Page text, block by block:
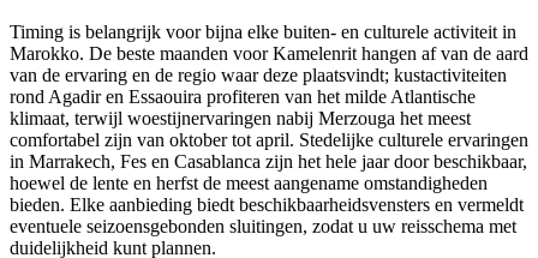
Timing is belangrijk voor bijna elke buiten- en culturele activiteit in
Marokko. De beste maanden voor Kamelenrit hangen af van de aard
van de ervaring en de regio waar deze plaatsvindt; kustactiviteiten
rond Agadir en Essaouira profiteren van het milde Atlantische
klimaat, terwijl woestijnervaringen nabij Merzouga het meest
comfortabel zijn van oktober tot april. Stedelijke culturele ervaringen
in Marrakech, Fes en Casablanca zijn het hele jaar door beschikbaar,
hoewel de lente en herfst de meest aangename omstandigheden
bieden. Elke aanbieding biedt beschikbaarheidsvensters en vermeldt
eventuele seizoensgebonden sluitingen, zodat u uw reisschema met
duidelijkheid kunt plannen.